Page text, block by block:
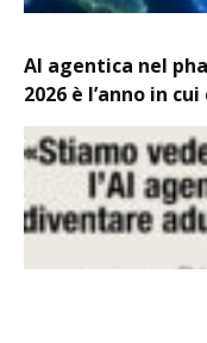
AI agentica nel
2026 è l’anno in